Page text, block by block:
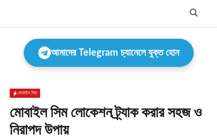
Menu
আমাদের Telegram চ্যানেলে যুক্ত হোন
মোবাইল সিম
মোবাইল সিম লোকেশন ট্র্যাক করার সহজ ও
নিরাপদ উপায়